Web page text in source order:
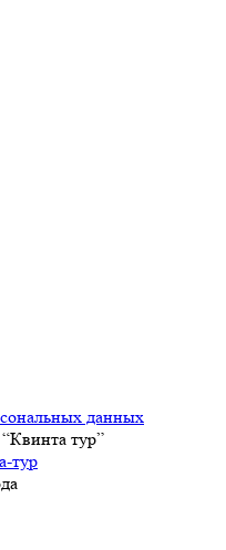
данных
тур”